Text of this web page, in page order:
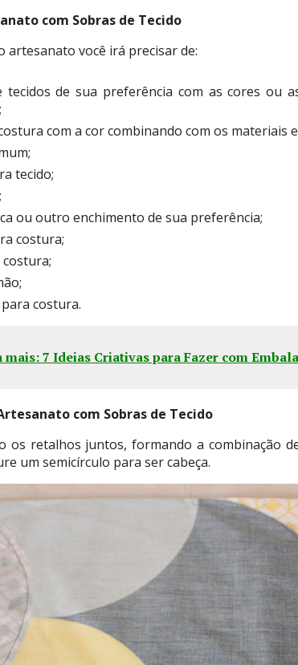
com Sobras de Tecido
artesanato você irá precisar de:
tecidos de sua preferência com as cores ou
com a cor combinando com os materiais
tecido;
ou outro enchimento de sua preferência;
costura;
costura.
mais: 7 Ideias Criativas para Fazer com
com Sobras de Tecido
os retalhos juntos, formando a combinação
um semicírculo para ser cabeça.